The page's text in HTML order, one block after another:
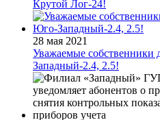
Крутой Лог-24!
28 мая 2021
Уважаемые
Западный-2.4, 2.5!